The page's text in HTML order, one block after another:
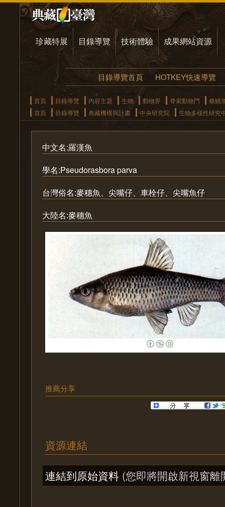
珍藏特展 目錄導覽 技術體驗 成果網站資源
目錄導覽首頁 HOTKEY快速導覽
首頁 目錄導覽 內容主題 生物 動物界 脊索動物門
條鰭
首頁
目錄導覽 典藏機構與計畫 中央研究院 生物多樣性研究
中文名:羅漢魚
學名:Pseudorasbora parva
台灣俗名:麥穗魚、尖嘴仔、車栓仔、尖嘴魚仔
大陸名:麥穗魚
推薦分享
資源連結
連結到原始資料 (您即將開啟新視窗離